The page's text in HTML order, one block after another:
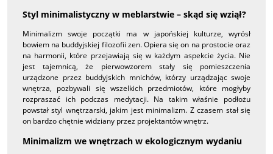
Styl minimalistyczny w meblarstwie – skąd się wziął?
Minimalizm swoje początki ma w japońskiej kulturze, wyrósł
bowiem na buddyjskiej filozofii zen. Opiera się on na prostocie oraz
na harmonii, które przejawiają się w każdym aspekcie życia. Nie
jest tajemnicą, że pierwowzorem stały się pomieszczenia
urządzone przez buddyjskich mnichów, którzy urządzając swoje
wnętrza, pozbywali się wszelkich przedmiotów, które mogłyby
rozpraszać ich podczas medytacji. Na takim właśnie podłożu
powstał styl wnętrzarski, jakim jest minimalizm. Z czasem stał się
on bardzo chętnie widziany przez projektantów wnętrz.
Minimalizm we wnętrzach w ekologicznym wydaniu